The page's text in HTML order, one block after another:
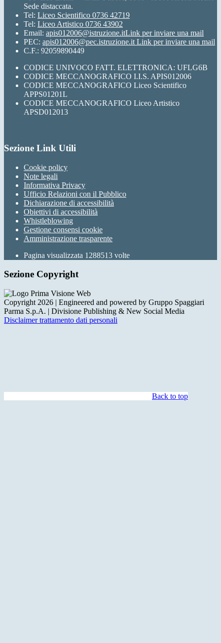
Sede distaccata.
Tel: Liceo Scientifico 0736 42719
Tel: Liceo Artistico 0736 43902
Email: apis012006@istruzione.itLink per inviare una mail
PEC: apis012006@pec.istruzione.it Link per inviare una mail
C.F.: 92059890449
CODICE UNIVOCO FATT. ELETTRONICA: UFLG6B
CODICE MECCANOGRAFICO I.I.S. APIS012006
CODICE MECCANOGRAFICO Liceo Scientifico
APPS01201L
CODICE MECCANOGRAFICO Liceo Artistico
APSD012013
Sezione Link Utili
Cookie policy
Note legali
Informativa Privacy
Ufficio Relazioni con il Pubblico
Dichiarazione di accessibilità
Obiettivi di accessibilità
Whistleblowing
Gestione consensi cookie
Amministrazione trasparente
Pagina visualizzata 1288513 volte
Sezione Copyright
Copyright 2026 | Engineered and powered by Gruppo Spaggiari
Parma S.p.A. | Divisione Publishing & New Social Media
Disclaimer trattamento dati personali
Back to top